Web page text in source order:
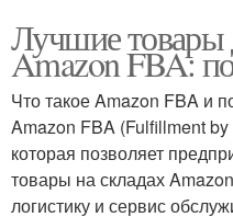
Лучшие товары
Amazon FBA:
Что такое Amazon FBA и
Amazon FBA (Fulfillment
которая позволяет
товары на складах
логистику и сервис